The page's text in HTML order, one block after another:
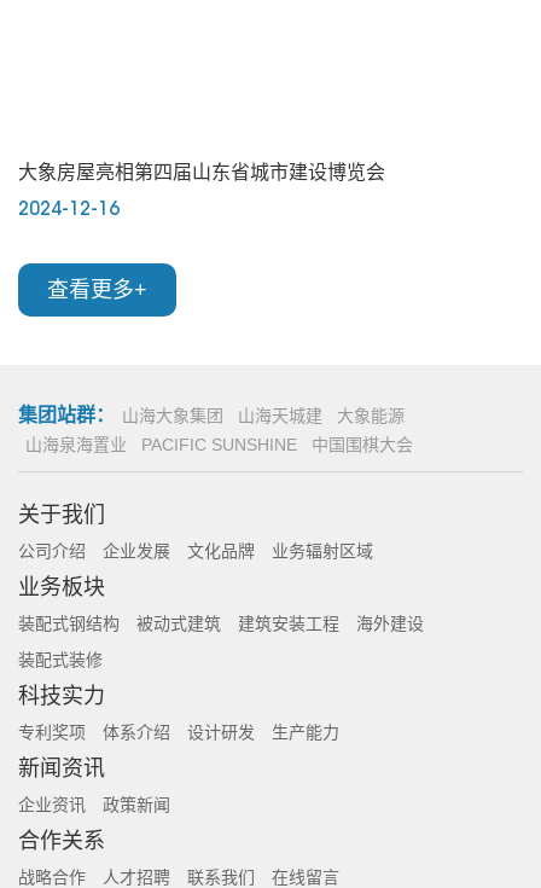
大象房屋亮相第四届山东省城市建设博览会
2024-12-16
查看更多+
集团站群： 山海大象集团 山海天城建
大象能源
山海泉海置业
PACIFIC SUNSHINE 中国围棋大会
关于我们
公司介绍 企业发展 文化品牌 业务辐射区域
业务板块
装配式钢结构 被动式建筑 建筑安装工程
海外建设
装配式装修
科技实力
专利奖项 体系介绍 设计研发 生产能力
新闻资讯
企业资讯 政策新闻
合作关系
战略合作 人才招聘 联系我们 在线留言